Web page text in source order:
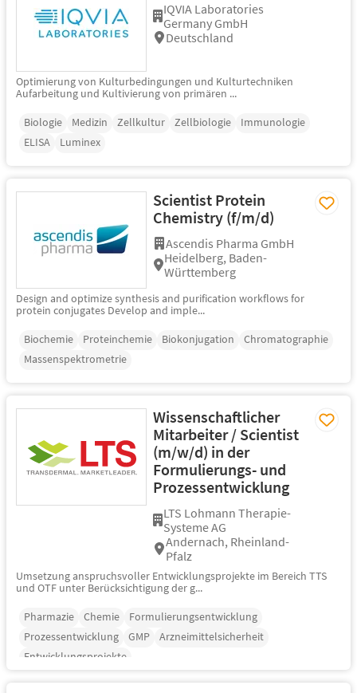
IQVIA Laboratories
Germany GmbH
Deutschland
Optimierung von Kulturbedingungen und Kulturtechniken
Aufarbeitung und Kultivierung von primären ...
Biologie
Medizin Zellkultur Zellbiologie
Immunologie
ELISA
Luminex
Scientist Protein
Chemistry (f/m/d)
Ascendis Pharma GmbH
Heidelberg, Baden-
Württemberg
Design and optimize synthesis and purification workflows for
protein conjugates Develop and imple...
Biochemie
Proteinchemie Biokonjugation
Chromatographie
Massenspektrometrie
Wissenschaftlicher
Mitarbeiter / Scientist
(m/w/d) in der
Formulierungs- und
Prozessentwicklung
LTS Lohmann Therapie-
Systeme AG
Andernach, Rheinland-
Pfalz
Umsetzung anspruchsvoller Entwicklungsprojekte im Bereich TTS
und OTF unter Berücksichtigung der g...
Pharmazie
Chemie
Formulierungsentwicklung
Prozessentwicklung
GMP
Arzneimittelsicherheit
Entwicklungsprojekte